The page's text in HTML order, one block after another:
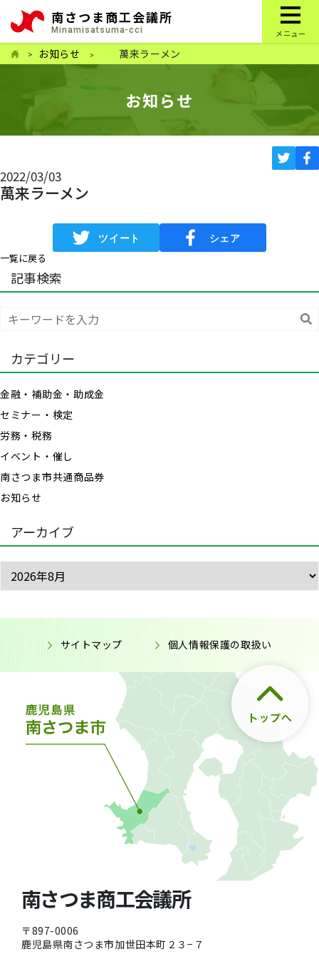
南さつま商工会議所
Minamisatsuma-cci メニュー
お知らせ 萬来ラーメン
お知らせ
2022/03/03
萬来ラーメン
一覧に戻る
記事検索
カテゴリー
金融・補助金・助成金
セミナー・検定
労務・税務
イベント・催し
南さつま市共通商品券
お知らせ
アーカイブ
サイトマップ 個人情報保護の取扱い
南さつま商工会議所
〒897-0006
鹿児島県南さつま市加世田本町２３−７